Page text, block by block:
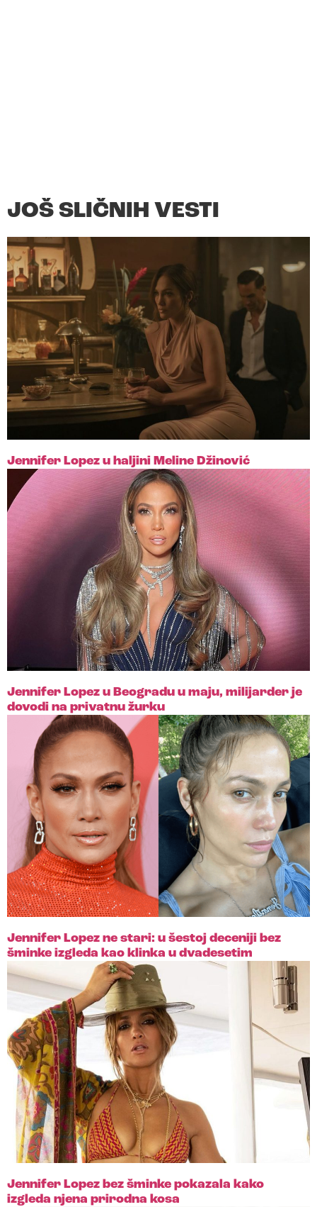
JOŠ SLIČNIH VESTI
Jennifer Lopez u haljini Meline Džinović
Jennifer Lopez u Beogradu u maju, milijarder je
dovodi na privatnu žurku
Jennifer Lopez ne stari: u šestoj deceniji bez
šminke izgleda kao klinka u dvadesetim
Jennifer Lopez bez šminke pokazala kako
izgleda njena prirodna kosa